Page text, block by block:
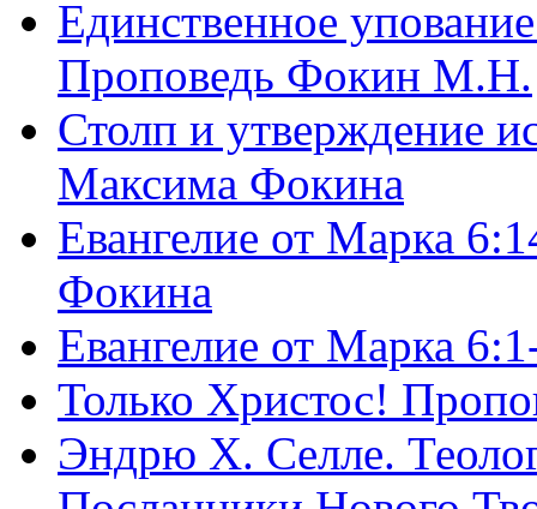
Единственное
Проповедь Фокин М.Н.
Столп и утверждение
Максима Фокина
Евангелие от Марка
Фокина
Евангелие от Марка
Только Христос!
Эндрю Х. Селле.